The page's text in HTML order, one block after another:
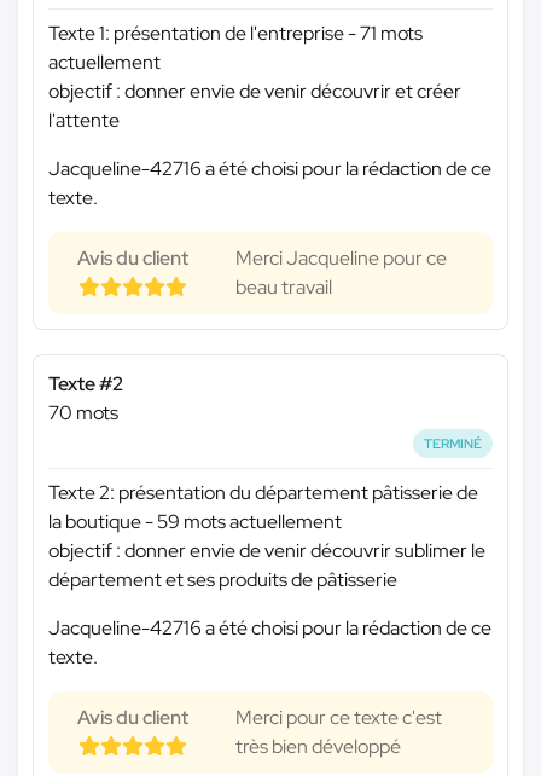
Texte 1: présentation de l'entreprise - 71 mots
actuellement
objectif : donner envie de venir découvrir et créer
l'attente
Jacqueline-42716 a été choisi pour la rédaction de ce
texte.
Avis du client
Merci Jacqueline pour ce
beau travail
Texte #2
70 mots
TERMINÉ
Texte 2: présentation du département pâtisserie de
la boutique - 59 mots actuellement
objectif : donner envie de venir découvrir sublimer le
département et ses produits de pâtisserie
Jacqueline-42716 a été choisi pour la rédaction de ce
texte.
Avis du client
Merci pour ce texte c'est
très bien développé